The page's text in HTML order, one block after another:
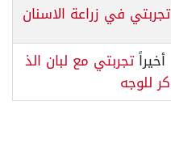
تجربتي في زراعة الاسنان
أخيراًتجربتي مع لبان الذ
كر للوجه